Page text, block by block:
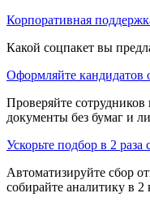
Корпоративная
Какой соцпакет вы
Оформляйте кандидатов
Проверяйте
документы без бумаг и
Ускорьте подбор в 2 раза
Автоматизируйте сбор
собирайте аналитику в 2